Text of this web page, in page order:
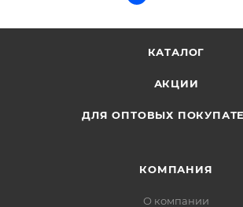
КАТАЛОГ
АКЦИИ
ДЛЯ ОПТОВЫХ
КОМПАНИЯ
О компании